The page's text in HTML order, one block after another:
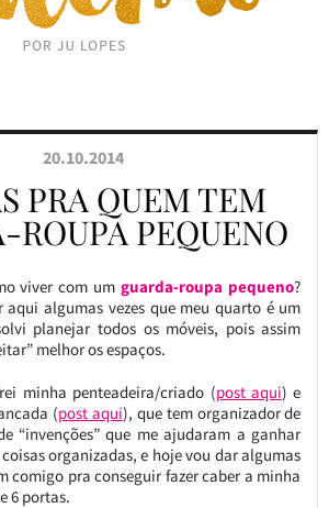
20.10.2014
PRA QUEM TEM
ROUPA PEQUENO
viver com um guarda-roupa pequeno?
algumas vezes que meu quarto é um
planejar todos os móveis, pois assim
melhor os espaços.
minha penteadeira/criado (post aqui) e
(post aqui), que tem organizador de
“invenções” que me ajudaram a ganhar
organizadas, e hoje vou dar algumas
comigo pra conseguir fazer caber a minha
6 portas.